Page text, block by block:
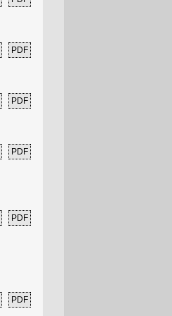
PDF
PDF
PDF
PDF
PDF